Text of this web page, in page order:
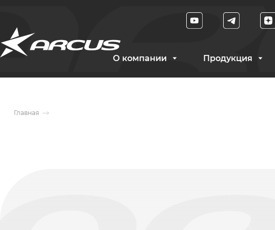
О компании Продукция
Главная